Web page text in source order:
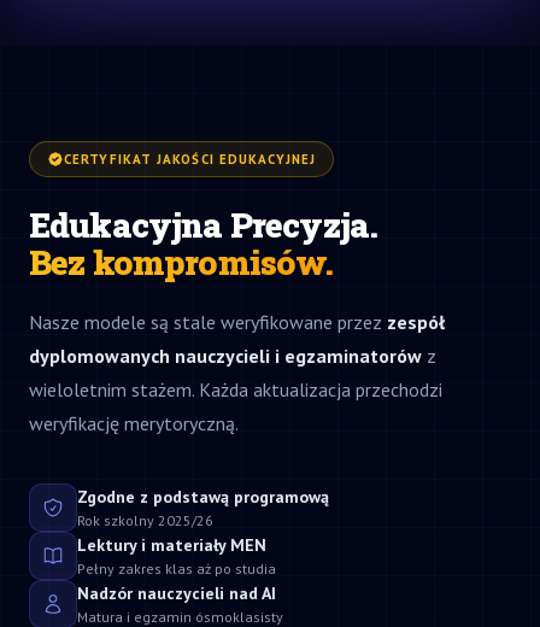
CERTYFIKAT JAKOŚCI EDUKACYJNEJ
Edukacyjna Precyzja.
Bez kompromisów.
Nasze modele są stale weryfikowane przez zespół
dyplomowanych nauczycieli i egzaminatorów z
wieloletnim stażem. Każda aktualizacja przechodzi
weryfikację merytoryczną.
Zgodne z podstawą programową
Rok szkolny 2025/26
Lektury i materiały MEN
Pełny zakres klas aż po studia
Nadzór nauczycieli nad AI
Matura i egzamin ósmoklasisty